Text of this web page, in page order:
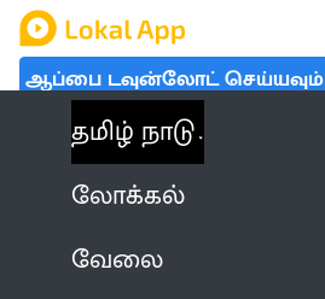
ஆப்பை டவுன்லோட் செய்யவும்
தமிழ் நாடு
லோக்கல்
வேலை